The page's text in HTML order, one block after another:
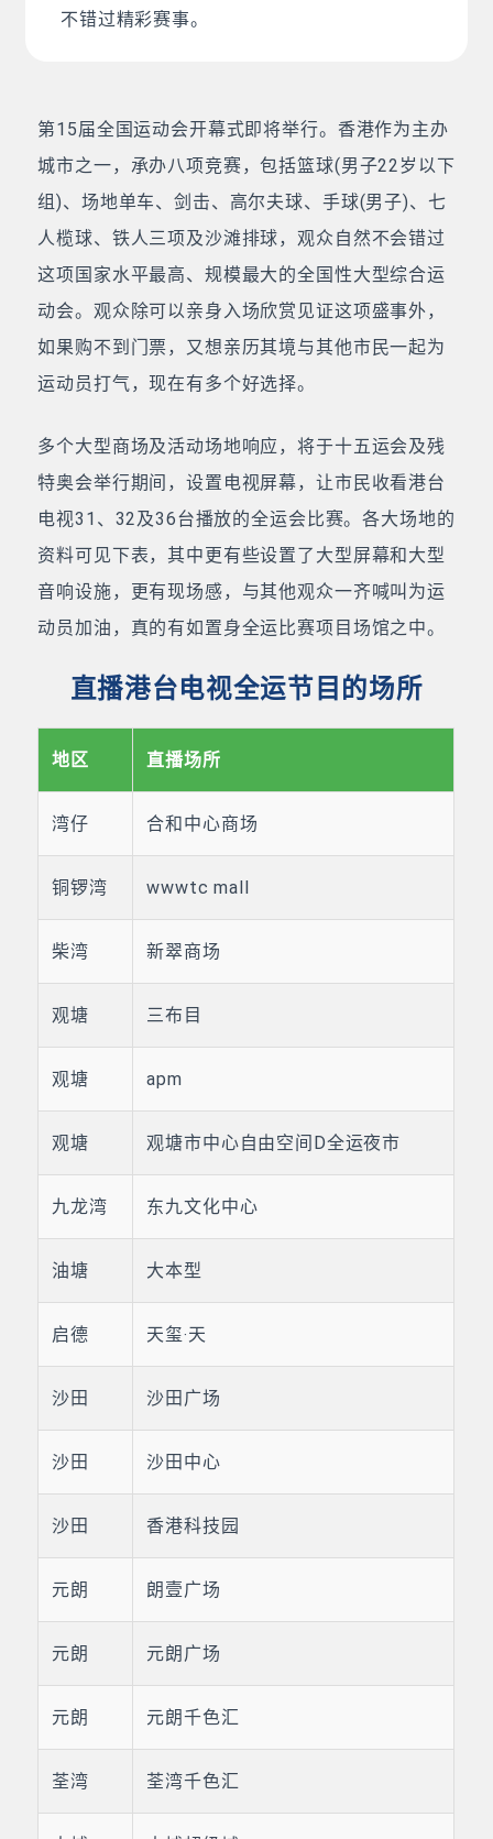
不错过精彩赛事。
第15届全国运动会开幕式即将举行。香港作为主办
城市之一，承办八项竞赛，包括篮球(男子22岁以下
组)、场地单车、剑击、高尔夫球、手球(男子)、七
人榄球、铁人三项及沙滩排球，观众自然不会错过
这项国家水平最高、规模最大的全国性大型综合运
动会。观众除可以亲身入场欣赏见证这项盛事外，
如果购不到门票，又想亲历其境与其他市民一起为
运动员打气，现在有多个好选择。
多个大型商场及活动场地响应，将于十五运会及残
特奥会举行期间，设置电视屏幕，让市民收看港台
电视31、32及36台播放的全运会比赛。各大场地的
资料可见下表，其中更有些设置了大型屏幕和大型
音响设施，更有现场感，与其他观众一齐喊叫为运
动员加油，真的有如置身全运比赛项目场馆之中。
直播港台电视全运节目的场所
地区 直播场所
湾仔 合和中心商场
铜锣湾 wwwtc mall
柴湾 新翠商场
观塘 三布目
观塘 apm
观塘 观塘市中心自由空间D全运夜市
九龙湾 东九文化中心
油塘 大本型
启德 天玺‧天
沙田 沙田广场
沙田 沙田中心
沙田 香港科技园
元朗 朗壹广场
元朗 元朗广场
元朗 元朗千色汇
荃湾 荃湾千色汇